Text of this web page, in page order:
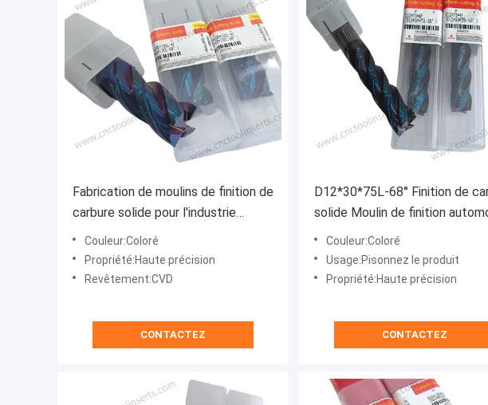
Fabrication de moulins de finition de
carbure solide pour l'industrie
automobile et l'aérospatiale
D20*45*100L-68°
Couleur:Coloré
Propriété:Haute précision
Revêtement:CVD
CONTACTEZ
D12*30*75L-68° Finition de
solide Moulin de finition
Couleur:Coloré
Usage:Pisonnez le produit
Propriété:Haute précision
CONTACTEZ